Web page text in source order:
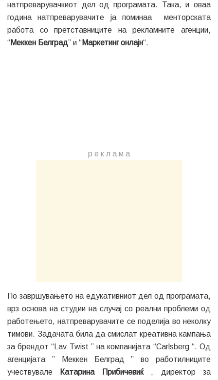
натпреварувачкиот дел од програмата. Така, и оваа
година натпреварувачите ја поминаа менторската
работа со претставниците на рекламните агенции,
“Меккен Белград” и “Маркетинг онлајн“.
р е к л а м a
По завршувањето на едукативниот дел од програмата,
врз основа на студии на случај со реални проблеми од
работењето, натпреварувачите се поделија во неколку
тимови. Задачата била да смислат креативна кампања
за брендот “Lav Twist ” на компанијата “Carlsberg “. Од
агенцијата ” Меккен Белград ” во работилниците
учествувале
Катарина Прибичевиќ, директор за